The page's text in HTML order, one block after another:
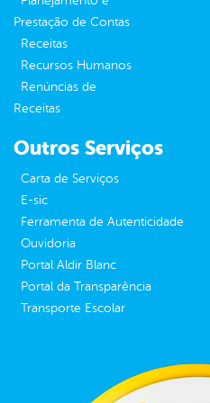
Prestação de Contas
Receitas
Recursos Humanos
Renúncias de
Receitas
Outros Serviços
Carta de Serviços
E-sic
Ferramenta de Autenticidade
Ouvidoria
Portal Aldir Blanc
Portal da Transparência
Transporte Escolar